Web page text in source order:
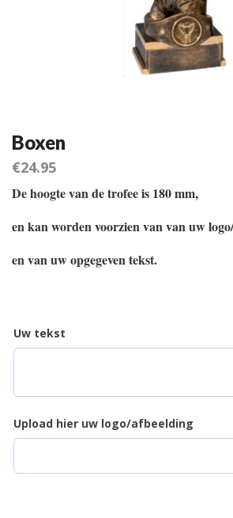
Boxen
€24.95
De hoogte van de trofee is 180 mm,
en kan worden voorzien van van uw
en van uw opgegeven tekst.
Uw tekst
Upload hier uw logo/afbeelding